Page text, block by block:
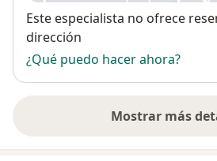
Disponibilidad
Este especialista no ofrece
dirección
¿Qué puedo hacer ahora?
Mostrar mássobre